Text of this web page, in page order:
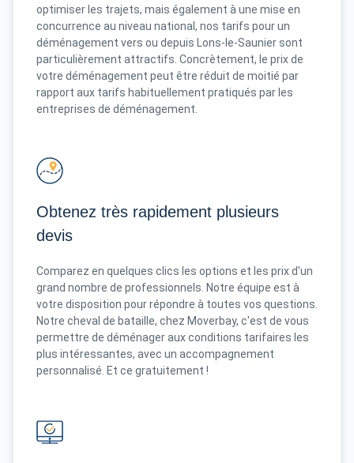
optimiser les trajets, mais également à une mise en
concurrence au niveau national, nos tarifs pour un
déménagement vers ou depuis Lons-le-Saunier sont
particulièrement attractifs. Concrètement, le prix de
votre déménagement peut être réduit de moitié par
rapport aux tarifs habituellement pratiqués par les
entreprises de déménagement.
Obtenez très rapidement plusieurs
devis
Comparez en quelques clics les options et les prix d'un
grand nombre de professionnels. Notre équipe est à
votre disposition pour répondre à toutes vos questions.
Notre cheval de bataille, chez Moverbay, c'est de vous
permettre de déménager aux conditions tarifaires les
plus intéressantes, avec un accompagnement
personnalisé. Et ce gratuitement !